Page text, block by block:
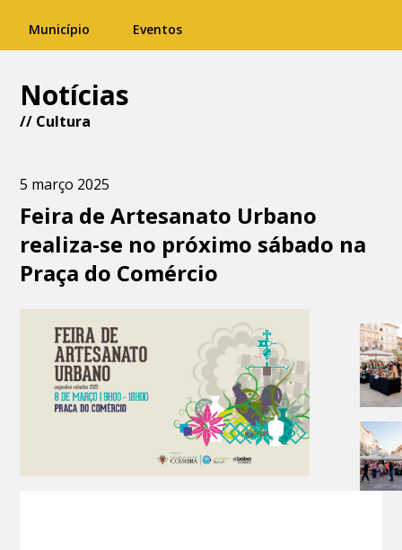
Município Eventos
Notícias
// Cultura
5 março 2025
Feira de Artesanato Urbano
realiza-se no próximo sábado na
Praça do Comércio